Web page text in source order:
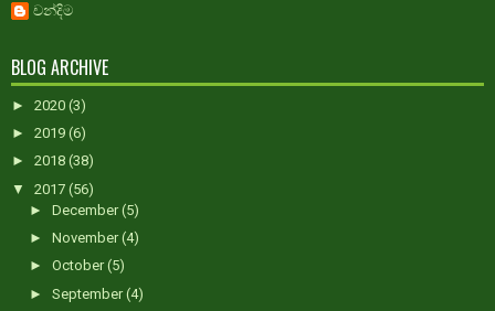
චන්දිම
BLOG ARCHIVE
► 2020 (3)
► 2019 (6)
► 2018 (38)
▼ 2017 (56)
► December(5)
► November(4)
► October(5)
► September(4)